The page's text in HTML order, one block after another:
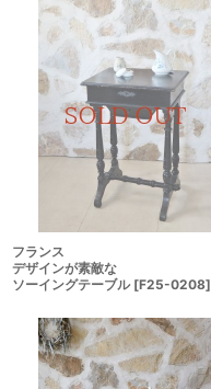
フランス
デザインが素敵な
ソーイングテーブル [F25-0208]